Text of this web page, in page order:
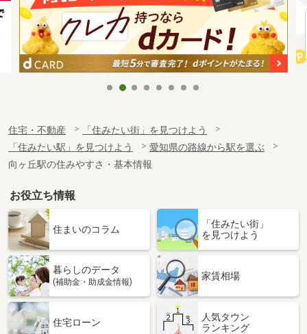
住宅・不動産
「住みたい街」を見つけよう
「住みたい駅」を見つけよう
愛知県の路線から駅を選ぶ
向ヶ丘駅の住みやすさ・基本情報
お役立ち情報
住まいのコラム
「住みたい街」
を見つけよう
暮らしのデータ
(補助金・助成金情報)
家賃相場
住宅ローン
人気タウン
ランキング